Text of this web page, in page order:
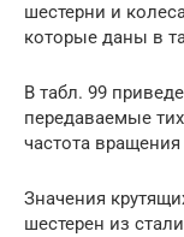
шестерни и
которые даны в
В табл. 99
передаваемые
частота
Значения
шестерен из